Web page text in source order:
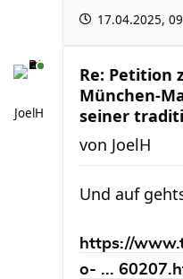
17.04.2025,
JoelH
Re: Petition
München-
seiner
von JoelH
Und auf
https://
o- ...